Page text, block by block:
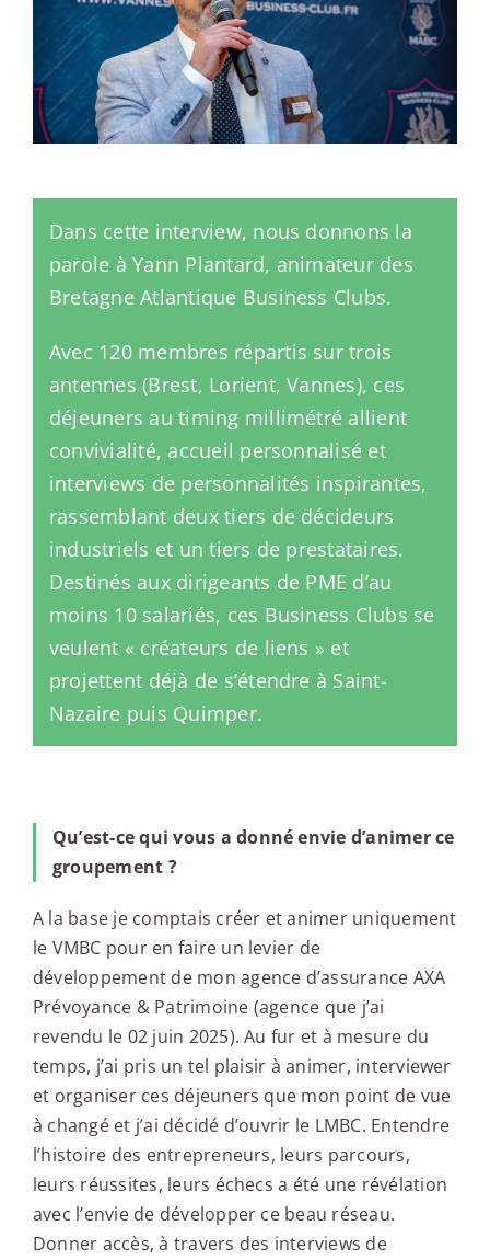
Dans cette interview, nous donnons la
parole à Yann Plantard, animateur des
Bretagne Atlantique Business Clubs.
Avec 120 membres répartis sur trois
antennes (Brest, Lorient, Vannes), ces
déjeuners au timing millimétré allient
convivialité, accueil personnalisé et
interviews de personnalités inspirantes,
rassemblant deux tiers de décideurs
industriels et un tiers de prestataires.
Destinés aux dirigeants de PME d’au
moins 10 salariés, ces Business Clubs se
veulent « créateurs de liens » et
projettent déjà de s’étendre à Saint-
Nazaire puis Quimper.
Qu’est-ce qui vous a donné envie d’animer ce
groupement ?
A la base je comptais créer et animer uniquement
le VMBC pour en faire un levier de
développement de mon agence d’assurance AXA
Prévoyance & Patrimoine (agence que j’ai
revendu le 02 juin 2025). Au fur et à mesure du
temps, j’ai pris un tel plaisir à animer, interviewer
et organiser ces déjeuners que mon point de vue
à changé et j’ai décidé d’ouvrir le LMBC. Entendre
l’histoire des entrepreneurs, leurs parcours,
leurs réussites, leurs échecs a été une révélation
avec l’envie de développer ce beau réseau.
Donner accès, à travers des interviews de